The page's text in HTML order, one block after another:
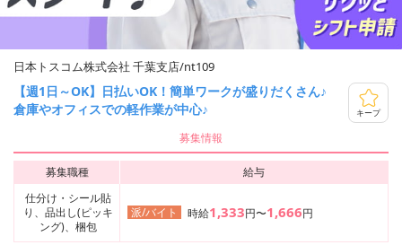
日本トスコム株式会社 千葉支店/nt109
【週1日～OK】日払いOK！簡単ワークが盛りだくさん♪
倉庫やオフィスでの軽作業が中心♪
キープ
募集情報
募集職種
給与
仕分け・シール貼
り、品出し(ピッキ
ング)、梱包
派/バイト 時給1,333円〜1,666円